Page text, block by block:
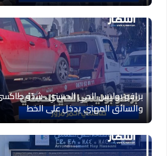
برافو بوليس الحي الحسني.. شدّو
والسائق المهني يدخل على الخط